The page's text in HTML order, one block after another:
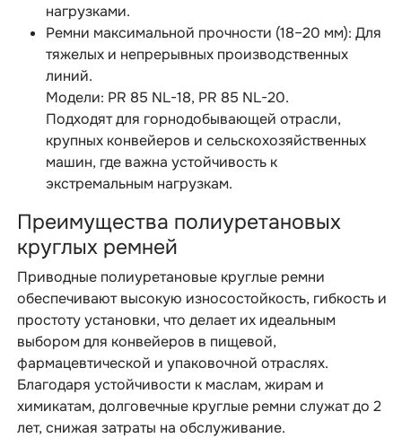
нагрузками.
Ремни максимальной прочности (18–20 мм): Для
тяжелых и непрерывных производственных
линий.
Модели: PR 85 NL-18, PR 85 NL-20.
Подходят для горнодобывающей отрасли,
крупных конвейеров и сельскохозяйственных
машин, где важна устойчивость к
экстремальным нагрузкам.
Преимущества полиуретановых
круглых ремней
Приводные полиуретановые круглые ремни
обеспечивают высокую износостойкость, гибкость и
простоту установки, что делает их идеальным
выбором для конвейеров в пищевой,
фармацевтической и упаковочной отраслях.
Благодаря устойчивости к маслам, жирам и
химикатам, долговечные круглые ремни служат до 2
лет, снижая затраты на обслуживание.